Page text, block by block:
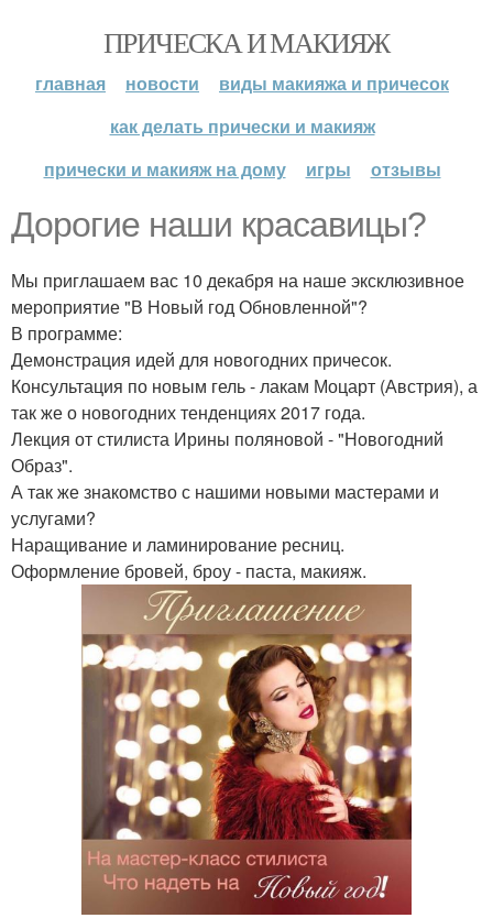
ПРИЧЕСКА И МАКИЯЖ
главная новости
виды макияжа и причесок
как делать прически и макияж
прически и макияж на дому
игры отзывы
Дорогие наши красавицы?
Мы приглашаем вас 10 декабря на наше эксклюзивное
мероприятие "В Новый год Обновленной"?
В программе:
Демонстрация идей для новогодних причесок.
Консультация по новым гель - лакам Моцарт (Австрия), а
так же о новогодних тенденциях 2017 года.
Лекция от стилиста Ирины поляновой - "Новогодний
Образ".
А так же знакомство с нашими новыми мастерами и
услугами?
Наращивание и ламинирование ресниц.
Оформление бровей, броу - паста, макияж.